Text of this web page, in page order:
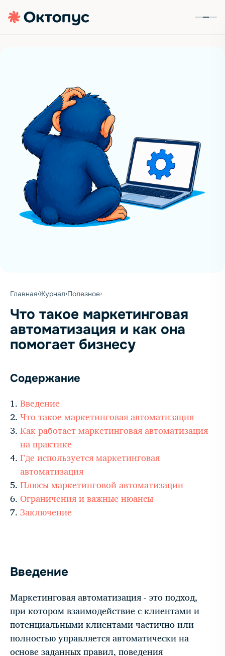
Главная Журнал Полезное
Что такое маркетинговая
автоматизация и как она
помогает бизнесу
Содержание
Введение
Что такое маркетинговая автоматизация
Как работает маркетинговая автоматизация
на практике
Где используется маркетинговая
автоматизация
Плюсы маркетинговой автоматизации
Ограничения и важные нюансы
Заключение
Введение
Маркетинговая автоматизация - это подход,
при котором взаимодействие с клиентами и
потенциальными клиентами частично или
полностью управляется автоматически на
основе заданных правил, поведения